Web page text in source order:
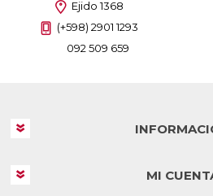
Ejido 1368
(+598) 2901 1293
092 509 659
MI